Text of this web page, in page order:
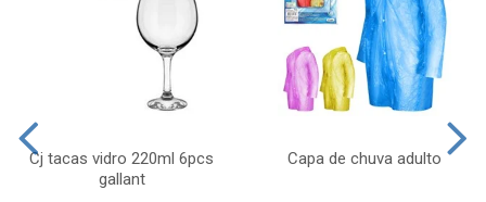
Cj tacas vidro 220ml 6pcs
gallant
Capa de chuva adulto